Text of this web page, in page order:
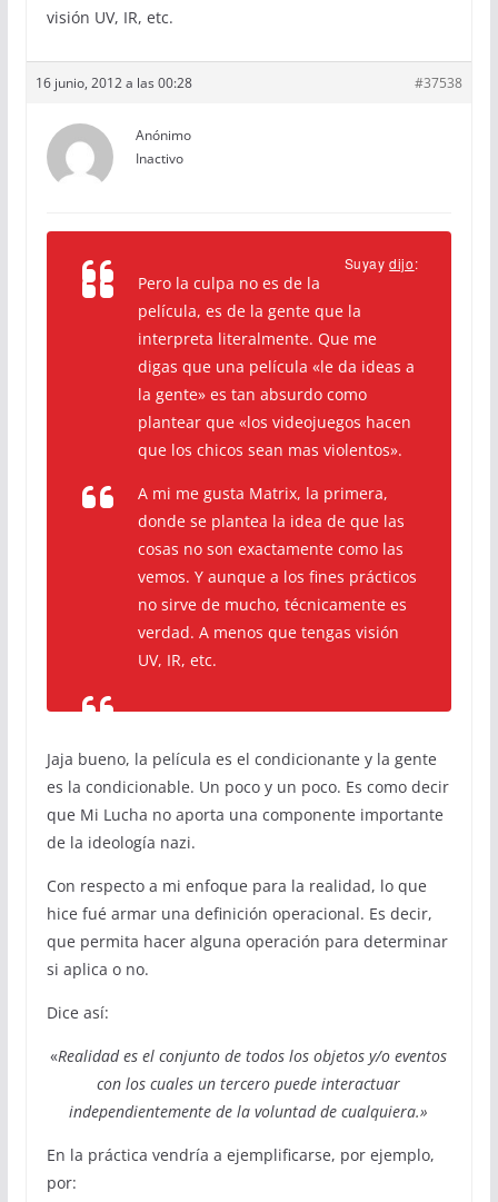
visión UV, IR, etc.
16 junio, 2012 a las 00:28 #37538
Anónimo
Inactivo
Suyaydijo:
Pero la culpa no es de la
película, es de la gente que la
interpreta literalmente. Que me
digas que una película «le da ideas a
la gente» es tan absurdo como
plantear que «los videojuegos hacen
que los chicos sean mas violentos».
A mi me gusta Matrix, la primera,
donde se plantea la idea de que las
cosas no son exactamente como las
vemos. Y aunque a los fines prácticos
no sirve de mucho, técnicamente es
verdad. A menos que tengas visión
UV, IR, etc.
Jaja bueno, la película es el condicionante y la gente
es la condicionable. Un poco y un poco. Es como decir
que Mi Lucha no aporta una componente importante
de la ideología nazi.
Con respecto a mi enfoque para la realidad, lo que
hice fué armar una definición operacional. Es decir,
que permita hacer alguna operación para determinar
si aplica o no.
Dice así:
«Realidad es el conjunto de todos los objetos y/o eventos
con los cuales un tercero puede interactuar
independientemente de la voluntad de cualquiera.»
En la práctica vendría a ejemplificarse, por ejemplo,
por: